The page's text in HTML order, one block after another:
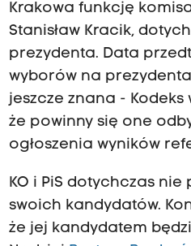
Krakowa funkcję
Stanisław Kracik,
prezydenta. Data
wyborów na
jeszcze znana - Kodeks
że powinny się one
ogłoszenia wyników
KO i PiS dotychczas nie
swoich kandydatów.
że jej kandydatem